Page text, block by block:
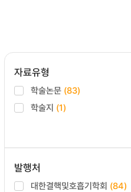
자료유형
학술논문 (83)
학술지 (1)
발행처
대한결핵및호흡기학회 (84)